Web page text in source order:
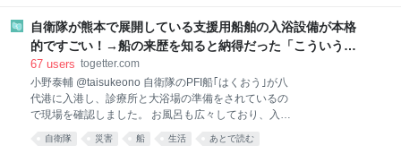
断ったらその人激怒 2026-08-05 11:54:13 ＪＫ民 シャ
トルラン @ekimemo_ziong そのときカチンときたの
が3つ ①この様なお宝を君みたいな身分の低い人間が
下げてるのになんでくれないのかと逆ギレ ③その人の
SNSに他の人が、誠心誠意伝えればわかってもらえま
すよと擁護の書き込み 2026-08-05 12:00:35
自衛隊が熊本で展開している支援用船舶の入浴設備が本格
的ですごい！→船の来歴を知ると納得だった「こういう活
用の仕方はいいね」
67 users togetter.com
小野泰輔 @taisukeono 自衛隊のPFI船｢はくおう｣が八
代港に入港し、診療所と大浴場の準備をされているの
で現場を確認しました。 お風呂も広々しており、入浴
後もゆっくりしていただけますし、キッズルームも備
えています！ 今後、300室の宿泊受け入れも行うとの
自衛隊 災害 船 生活 あとで読む